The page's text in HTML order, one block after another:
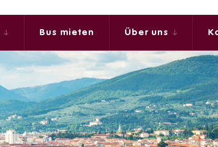
Bus mieten Über uns